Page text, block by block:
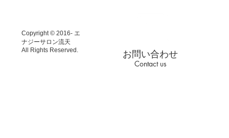
Copyright © 2016- エ
ナジーサロン流天
All Rights Reserved.
お問い合わせ
Contact us